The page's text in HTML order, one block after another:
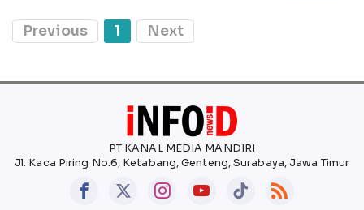
Previous 1 Next
PT KANAL MEDIA MANDIRI
Jl. Kaca Piring No.6, Ketabang, Genteng, Surabaya, Jawa Timur